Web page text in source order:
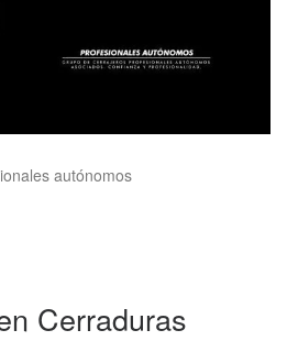
autónomos
Cerraduras